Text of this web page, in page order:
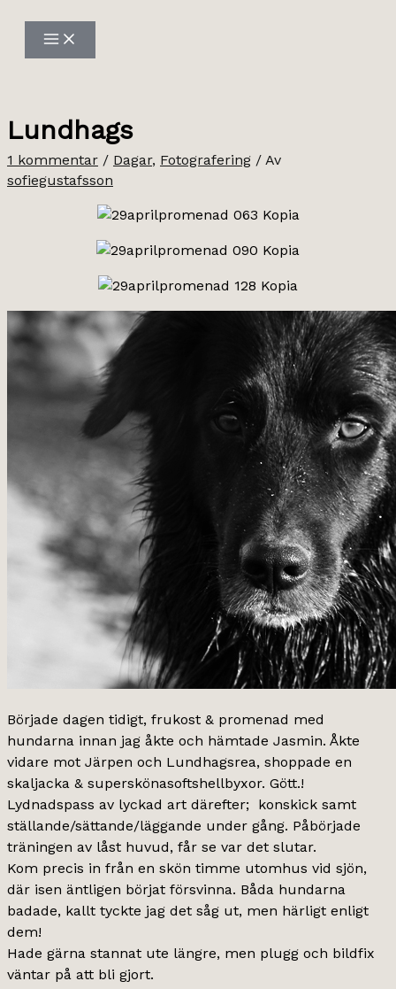
innehåll
Lundhags
1 kommentar / Dagar, Fotografering / Av
sofiegustafsson
Började dagen tidigt, frukost & promenad med
hundarna innan jag åkte och hämtade Jasmin. Åkte
vidare mot Järpen och Lundhagsrea, shoppade en
skaljacka & superskönasoftshellbyxor. Gött.!
Lydnadspass av lyckad art därefter; konskick samt
ställande/sättande/läggande under gång. Påbörjade
träningen av låst huvud, får se var det slutar.
Kom precis in från en skön timme utomhus vid sjön,
där isen äntligen börjat försvinna. Båda hundarna
badade, kallt tyckte jag det såg ut, men härligt enligt
dem!
Hade gärna stannat ute längre, men plugg och bildfix
väntar på att bli gjort.